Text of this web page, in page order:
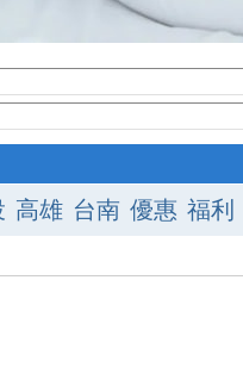
高雄 台南 優惠 福利